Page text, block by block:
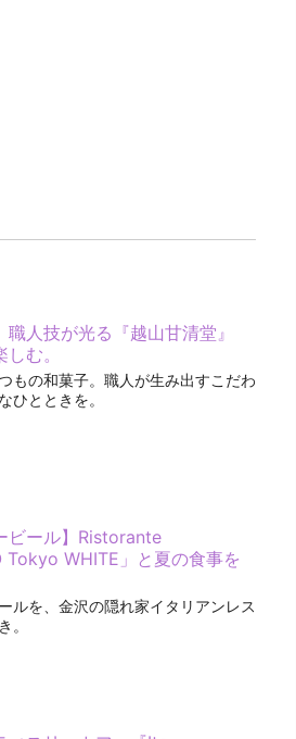
職人技が光る『越山甘清堂』
む。
もの和菓子。職人が生み出すこだわ
ひとときを。
ビール】Ristorante
Tokyo WHITE」と夏の食事を
ルを、金沢の隠れ家イタリアンレス
。